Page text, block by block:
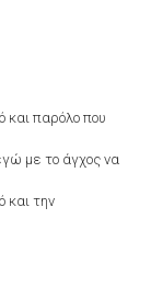
και παρόλο που
με το άγχος να
και την